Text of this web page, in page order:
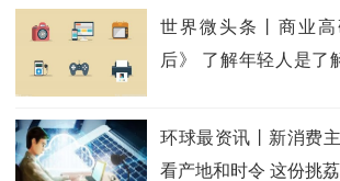
世界微头条丨商业
后》 了解年轻人是了
环球最资讯丨新消费
看产地和时令 这份挑